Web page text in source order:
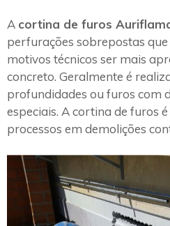
A cortina de furos
perfurações sobrepostas
motivos técnicos ser mais
concreto. Geralmente é
profundidades ou furos com
especiais. A cortina de furos
processos em demolições